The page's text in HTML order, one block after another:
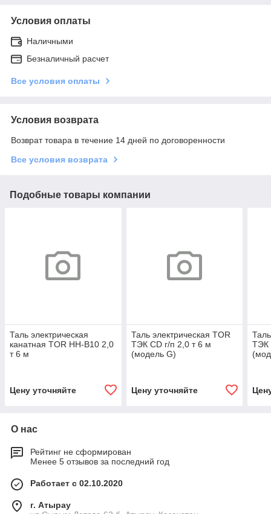
Условия оплаты
Наличными
Безналичный расчет
Все условия оплаты
Условия возврата
Возврат товара в течение 14 дней по договоренности
Все условия возврата
Подобные товары компании
Таль электрическая
канатная TOR HH-B10 2,0
т 6 м
Цену уточняйте
Таль электрическая TOR
ТЭК CD г/п 2,0 т 6 м
(модель G)
Цену уточняйте
ТЭК
О нас
Рейтинг не сформирован
Менее 5 отзывов за последний год
Работает с 02.10.2020
г. Атырау